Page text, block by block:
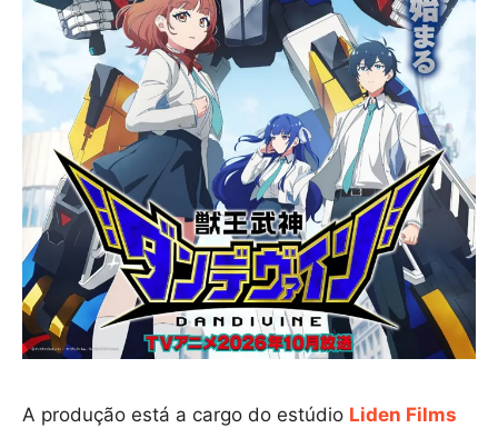
A produção está a cargo do estúdio Liden Films